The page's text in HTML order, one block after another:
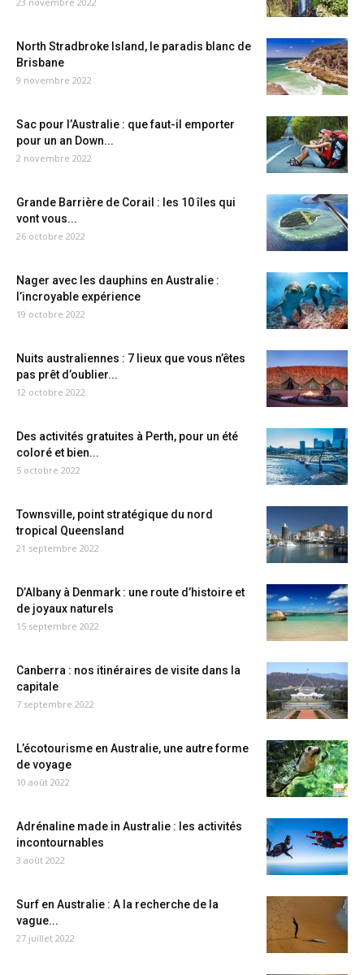
North Stradbroke Island, le paradis blanc de
Brisbane
9 novembre 2022
Sac pour l’Australie : que faut-il emporter
pour un an Down...
2 novembre 2022
Grande Barrière de Corail : les 10 îles qui
vont vous...
26 octobre 2022
Nager avec les dauphins en Australie :
l’incroyable expérience
19 octobre 2022
Nuits australiennes : 7 lieux que vous n’êtes
pas prêt d’oublier...
12 octobre 2022
Des activités gratuites à Perth, pour un été
coloré et bien...
5 octobre 2022
Townsville, point stratégique du nord
tropical Queensland
21 septembre 2022
D’Albany à Denmark : une route d’histoire et
de joyaux naturels
15 septembre 2022
Canberra : nos itinéraires de visite dans la
capitale
7 septembre 2022
L’écotourisme en Australie, une autre forme
de voyage
10 août 2022
Adrénaline made in Australie : les activités
incontournables
3 août 2022
Surf en Australie : A la recherche de la
vague...
27 juillet 2022